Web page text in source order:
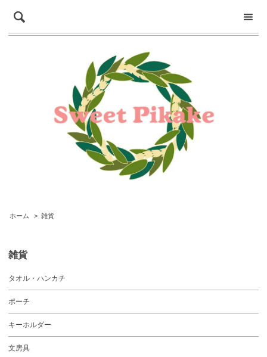
ホーム > 雑貨
雑貨
タオル・ハンカチ
ポーチ
キーホルダー
文房具